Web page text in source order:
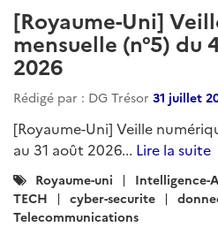
[Royaume-Uni]
mensuelle (n°5) du
2026
Rédigé par : DG Trésor 31 juillet
[Royaume-Uni] Veille
au 31 août 2026... Lire la suite
Catégories
:
Royaume-uni Intelligence-
TECH
cyber-securite
Telecommunications